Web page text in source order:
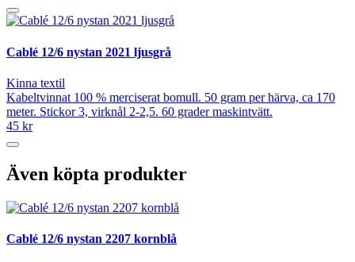
Cablé 12/6 nystan 2021 ljusgrå
Kinna textil
Kabeltvinnat 100 % merciserat bomull. 50 gram per härva, ca 170
meter. Stickor 3, virknål 2-2,5. 60 grader maskintvätt.
45 kr
Även köpta produkter
Cablé 12/6 nystan 2207 kornblå